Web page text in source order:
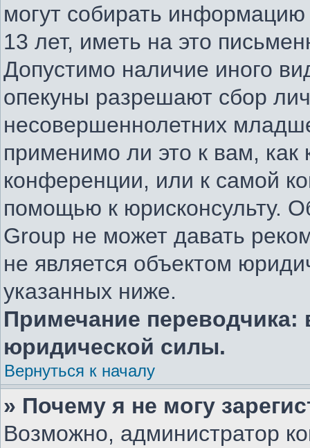
могут собирать
13 лет, иметь на это
Допустимо наличие иного
опекуны разрешают сбор
несовершеннолетних
применимо ли это к вам,
конференции, или к самой
помощью к юрисконсульту.
Group не может давать
не является объектом
указанных ниже.
Примечание переводчика:
юридической силы.
Вернуться к началу
» Почему я не могу
Возможно, администратор